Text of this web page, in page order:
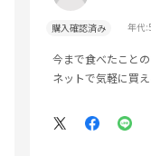
購入確認済み 年代:
今まで食べたこと
ネットで気軽に買